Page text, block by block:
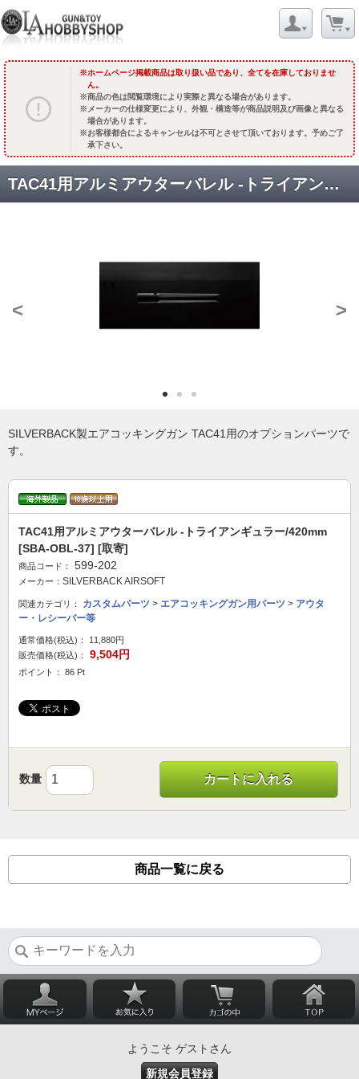
ホームページ掲載商品は取り扱い品であり、全てを在庫しておりませ
ん。
商品の色は閲覧環境により実際と異なる場合があります。
メーカーの仕様変更により、外観・構造等が商品説明及び画像と異なる
場合があります。
お客様都合によるキャンセルは不可とさせて頂いております。予めご了
承下さい。
TAC41用アルミアウターバレル -トライアンギュラー/420mm [SBA-OBL-37] [取寄]
< >
SILVERBACK製エアコッキングガン TAC41用のオプションパーツで
す。
TAC41用アルミアウターバレル -トライアンギュラー/420mm
[SBA-OBL-37] [取寄]
商品コード： 599-202
メーカー： SILVERBACK AIRSOFT
関連カテゴリ： カスタムパーツ > エアコッキングガン用パーツ > アウタ
ー・レシーバー等
通常価格(税込)：
11,880円
販売価格(税込)：
9,504円
ポイント： 86 Pt
数量 カートに入れる
商品一覧に戻る
ようこそ ゲストさん
新規会員登録